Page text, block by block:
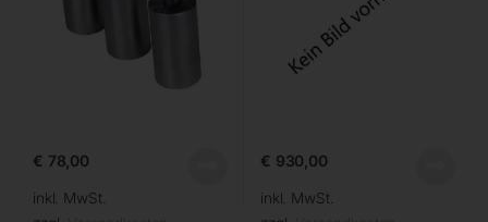
€ 78,00
inkl. MwSt.
€ 930,00
inkl. MwSt.